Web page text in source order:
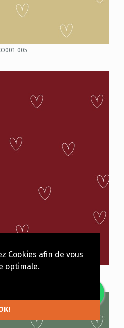
Cookies afin de vous
optimale.
005
006